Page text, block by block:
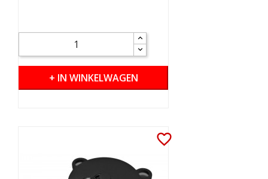
+ IN WINKELWAGEN
favorite_border